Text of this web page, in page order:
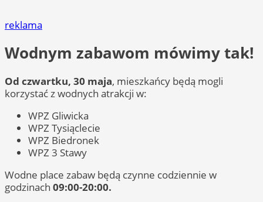
reklama
Wodnym zabawom mówimy tak!
Od czwartku, 30 maja, mieszkańcy będą mogli
korzystać z wodnych atrakcji w:
WPZ Gliwicka
WPZ Tysiąclecie
WPZ Biedronek
WPZ 3 Stawy
Wodne place zabaw będą czynne codziennie w
godzinach 09:00-20:00.